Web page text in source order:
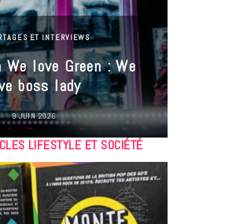
ET INTERVIEWS
We love Green : We
boss lady
9 JUIN 2026
LIFESTYLE ET SOCIÉTÉ